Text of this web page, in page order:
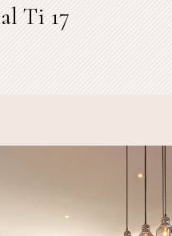
Ti 17